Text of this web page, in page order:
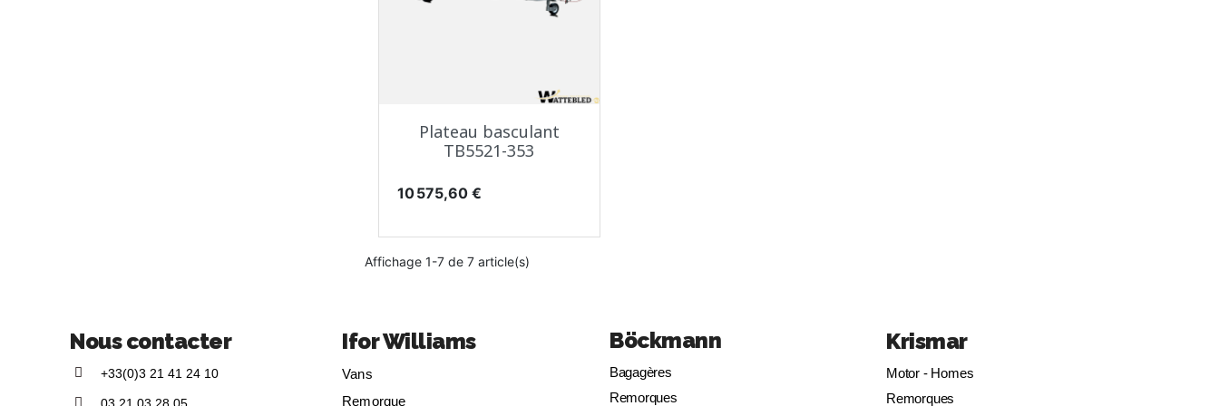
Aperçu rapide
Plateau basculant
TB5521-353
Prix
10 575,60 €
Affichage 1-7 de 7 article(s)
Nous contacter
+33(0)3 21 41 24 10
Ifor Williams
Vans
Remorque
Böckmann
Bagagères
Remorques
Krismar
Motor - Homes
Remorques